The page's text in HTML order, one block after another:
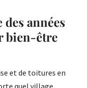
années
bien-être
et de toitures en